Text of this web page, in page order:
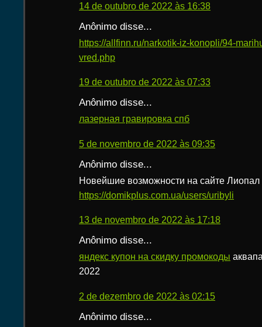
14 de outubro de 2022 às 16:38
Anônimo disse...
https://allfinn.ru/narkotik-iz-konopli/94-
vred.php
19 de outubro de 2022 às 07:33
Anônimo disse...
лазерная гравировка спб
5 de novembro de 2022 às 09:35
Anônimo disse...
Новейшие возможности на сайте Лиопал
https://domikplus.com.ua/users/uribyli
13 de novembro de 2022 às 17:18
Anônimo disse...
яндекс купон на скидку промокоды
2022
2 de dezembro de 2022 às 02:15
Anônimo disse...